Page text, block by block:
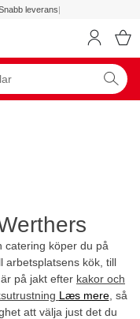
leverans|
catering köper du på
arbetsplatsens kök, till
på jakt efter kakor och
Læs mere, så
att välja just det du